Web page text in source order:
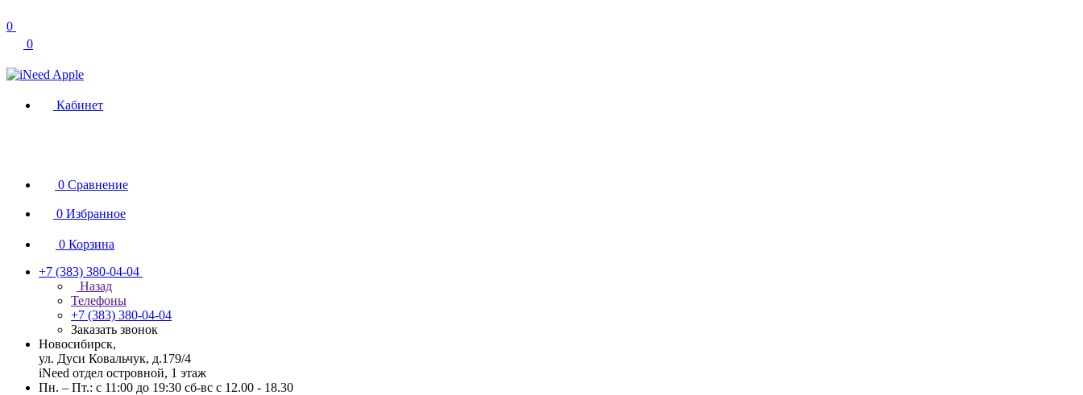
0
0
Кабинет
0 Сравнение
0 Избранное
0 Корзина
+7 (383) 380-04-04
Назад
Телефоны
+7 (383) 380-04-04
Заказать звонок
Новосибирск,
ул. Дуси Ковальчук, д.179/4
iNeed отдел островной, 1 этаж
Пн. – Пт.: с 11:00 до 19:30 сб-вс с 12.00 - 18.30